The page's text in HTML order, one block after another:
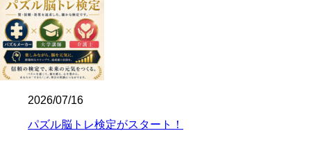
2026/07/16
パズル脳トレ検定がスタート！